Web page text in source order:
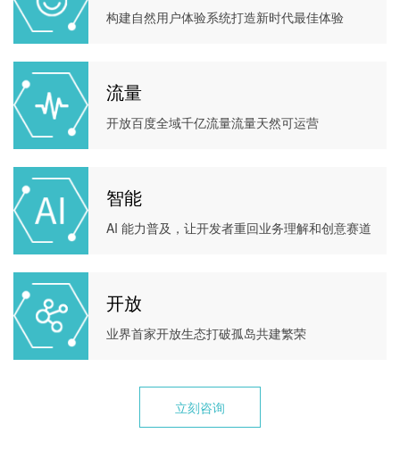
构建自然用户体验系统打造新时代最佳体验
流量
开放百度全域千亿流量流量天然可运营
智能
AI 能力普及，让开发者重回业务理解和创意赛道
开放
业界首家开放生态打破孤岛共建繁荣
立刻咨询